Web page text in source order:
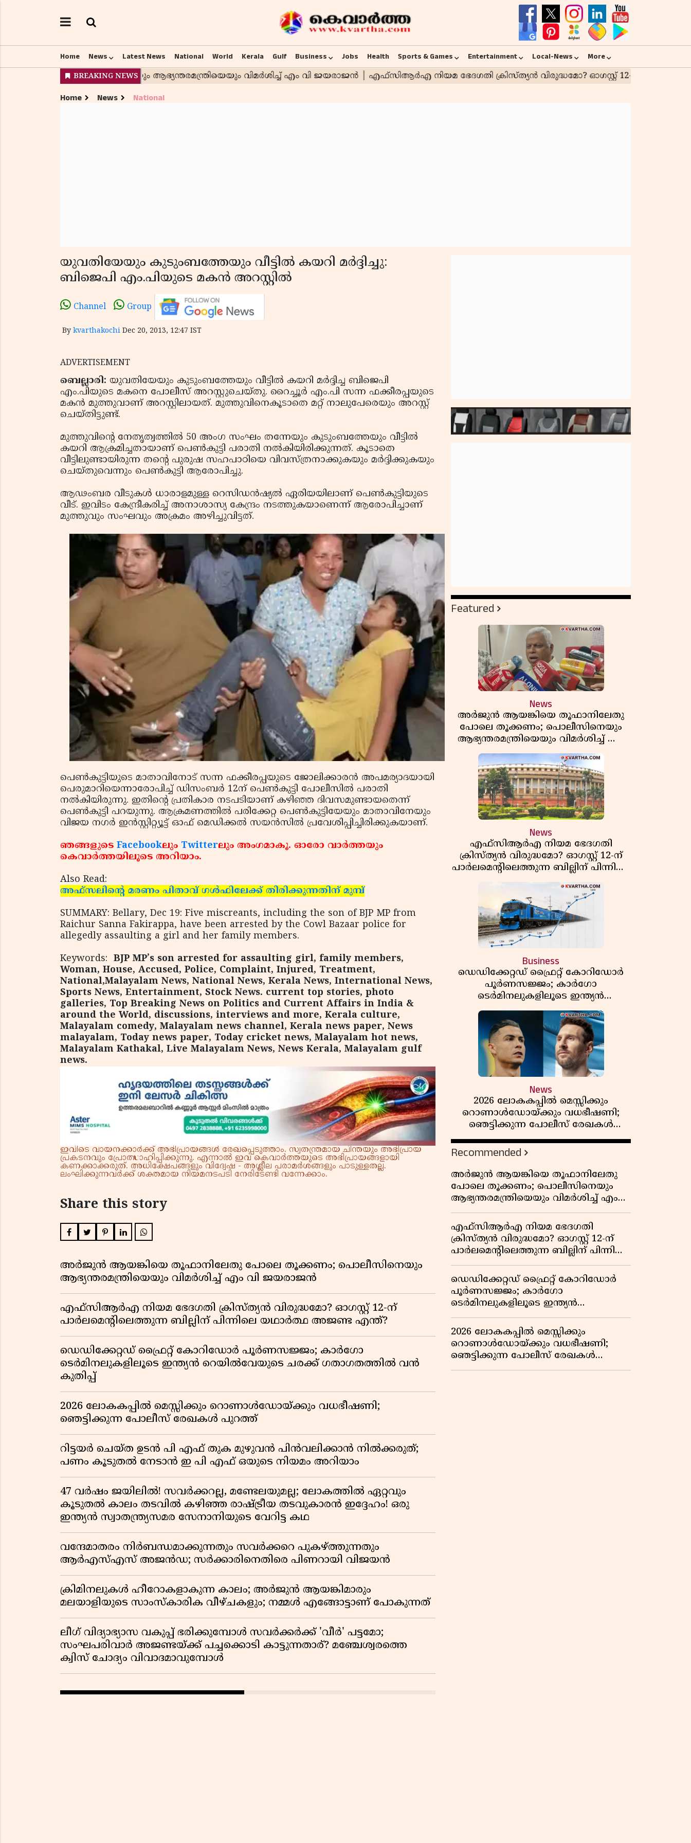
Home News Latest News National World Kerala Gulf Business Jobs Health Sports & Games Entertainment Local-News More
Home News National
യുവതിയേയും കുടുംബത്തേയും വീട്ടില്‍ കയറി മര്‍ദ്ദിച്ചു:
ബിജെപി എം.പിയുടെ മകന്‍ അറസ്റ്റില്‍
Channel Group
By kvarthakochi Dec 20, 2013, 12:47 IST
ADVERTISEMENT
ബെല്ലാരി: യുവതിയേയും കുടുംബത്തേയും വീട്ടില്‍ കയറി മര്‍ദ്ദിച്ച ബിജെപി
എം.പിയുടെ മകനെ പോലീസ് അറസ്റ്റുചെയ്തു. റൈച്ചൂര്‍ എം.പി സന്ന ഫക്കീരപ്പയുടെ
മകന്‍ മുത്തുവാണ് അറസ്റ്റിലായത്. മുത്തുവിനെകൂടാതെ മറ്റ് നാലുപേരെയും അറസ്റ്റ്
ചെയ്തിട്ടുണ്ട്.
മുത്തുവിന്റെ നേതൃത്വത്തില്‍ 50 അംഗ സംഘം തന്നേയും കുടുംബത്തേയും വീട്ടില്‍
കയറി ആക്രമിച്ചതായാണ് പെണ്‍കുട്ടി പരാതി നല്‍കിയിരിക്കുന്നത്. കൂടാതെ
വീട്ടിലുണ്ടായിരുന്ന തന്റെ പുരുഷ സഹപാഠിയെ വിവസ്ത്രനാക്കുകയും മര്‍ദ്ദിക്കുകയും
ചെയ്തുവെന്നും പെണ്‍കുട്ടി ആരോപിച്ചു.
ആഢംബര വീടുകള്‍ ധാരാളമുള്ള റെസിഡന്‍ഷ്യല്‍ ഏരിയയിലാണ് പെണ്‍കുട്ടിയുടെ
വീട്. ഇവിടം കേന്ദ്രീകരിച്ച് അനാശാസ്യ കേന്ദ്രം നടത്തുകയാണെന്ന് ആരോപിച്ചാണ്
മുത്തുവും സംഘവും അക്രമം അഴിച്ചുവിട്ടത്.
പെണ്‍കുട്ടിയുടെ മാതാവിനോട് സന്ന ഫക്കീരപ്പയുടെ ജോലിക്കാരന്‍ അപമര്യാദയായി
പെരുമാറിയെന്നാരോപിച്ച് ഡിസംബര്‍ 12ന് പെണ്‍കുട്ടി പോലീസില്‍ പരാതി
നല്‍കിയിരുന്നു. ഇതിന്റെ പ്രതികാര നടപടിയാണ് കഴിഞ്ഞ ദിവസമുണ്ടായതെന്ന്
പെണ്‍കുട്ടി പറയുന്നു. ആക്രമണത്തില്‍ പരിക്കേറ്റ പെണ്‍കുട്ടിയേയും മാതാവിനേയും
വിജയ നഗര്‍ ഇന്‍സ്റ്റിറ്റ്യൂട്ട് ഓഫ് മെഡിക്കല്‍ സയന്‍സില്‍ പ്രവേശിപ്പിച്ചിരിക്കുകയാണ്.
ഞങ്ങളുടെ Facebookലും Twitterലും അംഗമാകൂ. ഓരോ വാര്‍ത്തയും
കെവാര്‍ത്തയിലൂടെ അറിയാം.
Also Read:
അഫ്‌സലിന്റെ മരണം പിതാവ് ഗള്‍ഫിലേക്ക് തിരിക്കുന്നതിന് മുമ്പ്
SUMMARY: Bellary, Dec 19: Five miscreants, including the son of BJP MP from
Raichur Sanna Fakirappa, have been arrested by the Cowl Bazaar police for
allegedly assaulting a girl and her family members.
Keywords: BJP MP’s son arrested for assaulting girl, family members,
Woman, House, Accused, Police, Complaint, Injured, Treatment,
National,Malayalam News, National News, Kerala News, International News,
Sports News, Entertainment, Stock News. current top stories, photo
galleries, Top Breaking News on Politics and Current Affairs in India &
around the World, discussions, interviews and more, Kerala culture,
Malayalam comedy, Malayalam news channel, Kerala news paper, News
malayalam, Today news paper, Today cricket news, Malayalam hot news,
Malayalam Kathakal, Live Malayalam News, News Kerala, Malayalam gulf
news.
ഇവിടെ വായനക്കാർക്ക് അഭിപ്രായങ്ങൾ രേഖപ്പെടുത്താം. സ്വതന്ത്രമായ ചിന്തയും അഭിപ്രായ
പ്രകടനവും പ്രോത്സാഹിപ്പിക്കുന്നു. എന്നാൽ ഇവ കെവാർത്തയുടെ അഭിപ്രായങ്ങളായി
കണക്കാക്കരുത്. അധിക്ഷേപങ്ങളും വിദ്വേഷ - അശ്ലീല പരാമർശങ്ങളും പാടുള്ളതല്ല.
ലംഘിക്കുന്നവർക്ക് ശക്തമായ നിയമനടപടി നേരിടേണ്ടി വന്നേക്കാം.
Share this story
അർജുൻ ആയങ്കിയെ തൂഫാനിലേതു പോലെ തൂക്കണം; പൊലീസിനെയും
ആഭ്യന്തരമന്ത്രിയെയും വിമർശിച്ച് എം വി ജയരാജൻ
എഫ്സിആർഎ നിയമ ഭേദഗതി ക്രിസ്ത്യൻ വിരുദ്ധമോ? ഓഗസ്റ്റ് 12-ന്
പാർലമെന്റിലെത്തുന്ന ബില്ലിന് പിന്നിലെ യഥാർത്ഥ അജണ്ട എന്ത്?
ഡെഡിക്കേറ്റഡ് ഫ്രൈറ്റ് കോറിഡോർ പൂർണസജ്ജം; കാർഗോ
ടെർമിനലുകളിലൂടെ ഇന്ത്യൻ റെയിൽവേയുടെ ചരക്ക് ഗതാഗതത്തിൽ വൻ
കുതിപ്പ്
2026 ലോകകപ്പിൽ മെസ്സിക്കും റൊണാൾഡോയ്ക്കും വധഭീഷണി;
ഞെട്ടിക്കുന്ന പോലീസ് രേഖകൾ പുറത്ത്
റിട്ടയർ ചെയ്ത ഉടൻ പി എഫ് തുക മുഴുവൻ പിൻവലിക്കാൻ നിൽക്കരുത്;
പണം കൂടുതൽ നേടാൻ ഇ പി എഫ് ഒയുടെ നിയമം അറിയാം
47 വർഷം ജയിലിൽ! സവർക്കറല്ല, മണ്ടേലയുമല്ല; ലോകത്തിൽ ഏറ്റവും
കൂടുതൽ കാലം തടവിൽ കഴിഞ്ഞ രാഷ്ട്രീയ തടവുകാരൻ ഇദ്ദേഹം! ഒരു
ഇന്ത്യൻ സ്വാതന്ത്ര്യസമര സേനാനിയുടെ വേറിട്ട കഥ
വന്ദേമാതരം നിർബന്ധമാക്കുന്നതും സവർക്കറെ പുകഴ്ത്തുന്നതും
ആർഎസ്എസ് അജൻഡ; സർക്കാരിനെതിരെ പിണറായി വിജയൻ
ക്രിമിനലുകൾ ഹീറോകളാകുന്ന കാലം; അർജുൻ ആയങ്കിമാരും
മലയാളിയുടെ സാംസ്കാരിക വീഴ്ചകളും; നമ്മൾ എങ്ങോട്ടാണ് പോകുന്നത്
ലീഗ് വിദ്യാഭ്യാസ വകുപ്പ് ഭരിക്കുമ്പോൾ സവർക്കർക്ക് 'വീർ' പട്ടമോ;
സംഘപരിവാർ അജണ്ടയ്ക്ക് പച്ചക്കൊടി കാട്ടുന്നതാര്? മഞ്ചേശ്വരത്തെ
ക്വിസ് ചോദ്യം വിവാദമാവുമ്പോൾ
Featured
News
അർജുൻ ആയങ്കിയെ തൂഫാനിലേതു
പോലെ തൂക്കണം; പൊലീസിനെയും
ആഭ്യന്തരമന്ത്രിയെയും വിമർശിച്ച് എം
വി ജയരാജൻ
News
എഫ്സിആർഎ നിയമ ഭേദഗതി
ക്രിസ്ത്യൻ വിരുദ്ധമോ? ഓഗസ്റ്റ് 12-ന്
പാർലമെന്റിലെത്തുന്ന ബില്ലിന് പിന്നിലെ
യഥാർത്ഥ അജണ്ട എന്ത്?
Business
ഡെഡിക്കേറ്റഡ് ഫ്രൈറ്റ് കോറിഡോർ
പൂർണസജ്ജം; കാർഗോ
ടെർമിനലുകളിലൂടെ ഇന്ത്യൻ
റെയിൽവേയുടെ ചരക്ക് ഗതാഗതത്തിൽ
വൻ കുതിപ്പ്
News
2026 ലോകകപ്പിൽ മെസ്സിക്കും
റൊണാൾഡോയ്ക്കും വധഭീഷണി;
ഞെട്ടിക്കുന്ന പോലീസ് രേഖകൾ
പുറത്ത്
Recommended
അർജുൻ ആയങ്കിയെ തൂഫാനിലേതു
പോലെ തൂക്കണം; പൊലീസിനെയും
ആഭ്യന്തരമന്ത്രിയെയും വിമർശിച്ച് എം
വി ജയരാജൻ
എഫ്സിആർഎ നിയമ ഭേദഗതി
ക്രിസ്ത്യൻ വിരുദ്ധമോ? ഓഗസ്റ്റ് 12-ന്
പാർലമെന്റിലെത്തുന്ന ബില്ലിന് പിന്നിലെ
യഥാർത്ഥ അജണ്ട എന്ത്?
ഡെഡിക്കേറ്റഡ് ഫ്രൈറ്റ് കോറിഡോർ
പൂർണസജ്ജം; കാർഗോ
ടെർമിനലുകളിലൂടെ ഇന്ത്യൻ
റെയിൽവേയുടെ ചരക്ക് ഗതാഗതത്തിൽ
വൻ കുതിപ്പ്
2026 ലോകകപ്പിൽ മെസ്സിക്കും
റൊണാൾഡോയ്ക്കും വധഭീഷണി;
ഞെട്ടിക്കുന്ന പോലീസ് രേഖകൾ
പുറത്ത്